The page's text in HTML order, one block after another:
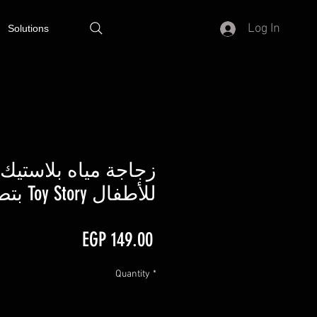
Solutions Log In
زجاجة مياه
بتصميم Toy Story للأطفال
EGP 149.00Price
Quantity *